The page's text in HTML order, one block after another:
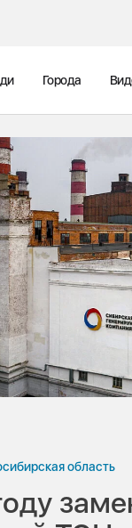
Города
область